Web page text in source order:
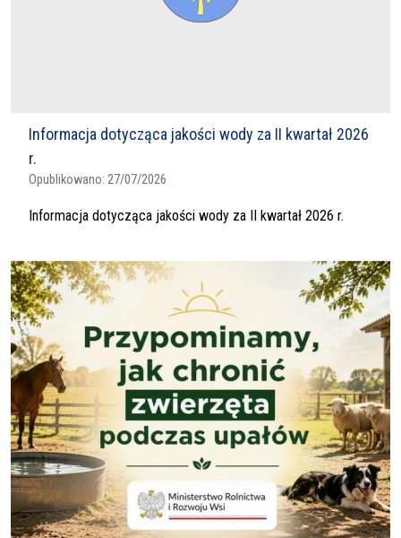
Informacja dotycząca jakości wody za II kwartał 2026
r.
Opublikowano: 27/07/2026
Informacja dotycząca jakości wody za II kwartał 2026 r.